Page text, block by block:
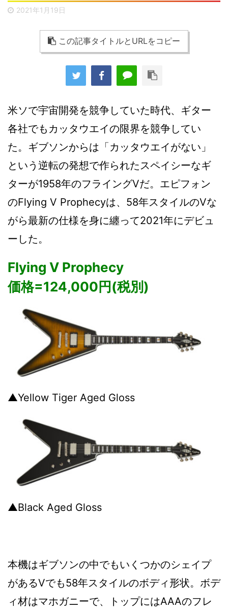
2021年1月19日
この記事タイトルとURLをコピー
米ソで宇宙開発を競争していた時代、ギター
各社でもカッタウエイの限界を競争してい
た。ギブソンからは「カッタウエイがない」
という逆転の発想で作られたスペイシーなギ
ターが1958年のフライングVだ。エピフォン
のFlying V Prophecyは、58年スタイルのVな
がら最新の仕様を身に纏って2021年にデビュ
ーした。
Flying V Prophecy
価格=124,000円(税別)
▲Yellow Tiger Aged Gloss
▲Black Aged Gloss
本機はギブソンの中でもいくつかのシェイプ
があるVでも58年スタイルのボディ形状。ボデ
ィ材はマホガニーで、トップにはAAAのフレ